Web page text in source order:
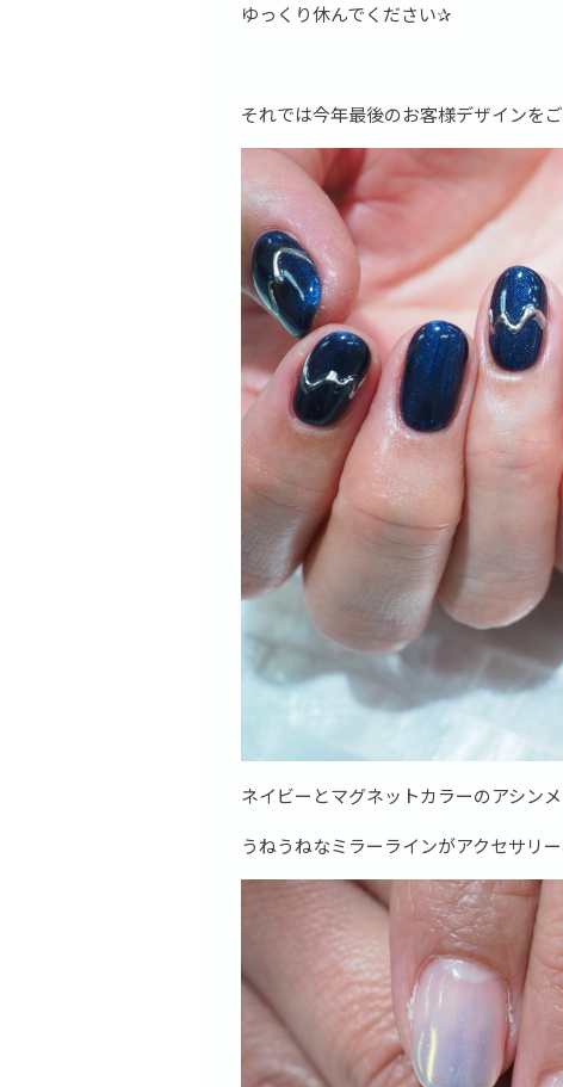
ゆっくり休んでください✰
それでは今年最後のお客様デザインを
ネイビーとマグネットカラーのアシン
うねうねなミラーラインがアクセサリ